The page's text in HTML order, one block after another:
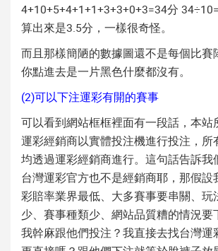
4+10+5+4+1+1+3+3+0+3=34分
算出來是3.5分，一樣很奇怪。
而且那樣簡陋的數據圖還不是每個比賽
你點進去是一片黑色什麼都沒有。
(2)可以下注運彩有開的賽事
可以看到網站框框裡面有一段話，本站
運彩經銷商以實體投注機進行投注，所
均透過運彩經銷商進行。這句話告訴我
台灣運彩官方也不是經銷商耶，那假設
彩賠率業界最低、大多賽事要串關、玩
少、賽事種類少、網站品質糟的情況要
我幹麻跟他們投注？我直接去找台灣運